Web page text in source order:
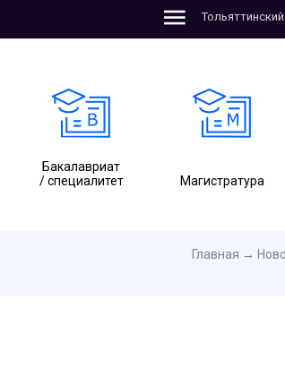
Бакалавриат
/ специалитет
Магистратура
Главная →